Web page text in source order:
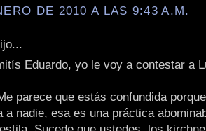
DE 2010 A LAS 9:43 A.M.
Eduardo, yo le voy a contestar a
parece que estás confundida
a nadie, esa es una práctica